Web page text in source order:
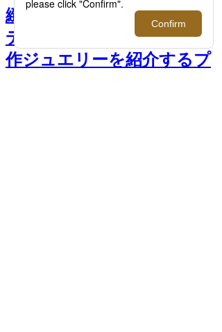
緻密なインダストリアルな
デザイン＜イーノス＞の新
作ジュエリーを紹介するプ